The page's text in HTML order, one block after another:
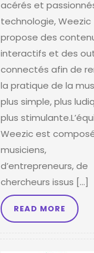
acérés et
technologie, Weezic
propose des
interactifs et des
connectés afin de
la pratique de la
plus simple, plus
plus
Weezic est
musiciens,
d’entrepreneurs, de
chercheurs issus […]
READ MORE